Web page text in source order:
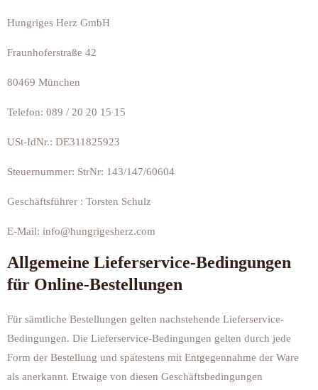
Hungriges Herz GmbH
Fraunhoferstraße 42
80469 München
Telefon: 089 / 20 20 15 15
USt-IdNr.: DE311825923
Steuernummer: StrNr: 143/147/60604
Geschäftsführer : Torsten Schulz
E-Mail: info@hungrigesherz.com
Allgemeine Lieferservice-Bedingungen
für Online-Bestellungen
Für sämtliche Bestellungen gelten nachstehende Lieferservice-
Bedingungen. Die Lieferservice-Bedingungen gelten durch jede
Form der Bestellung und spätestens mit Entgegennahme der Ware
als anerkannt. Etwaige von diesen Geschäftsbedingungen